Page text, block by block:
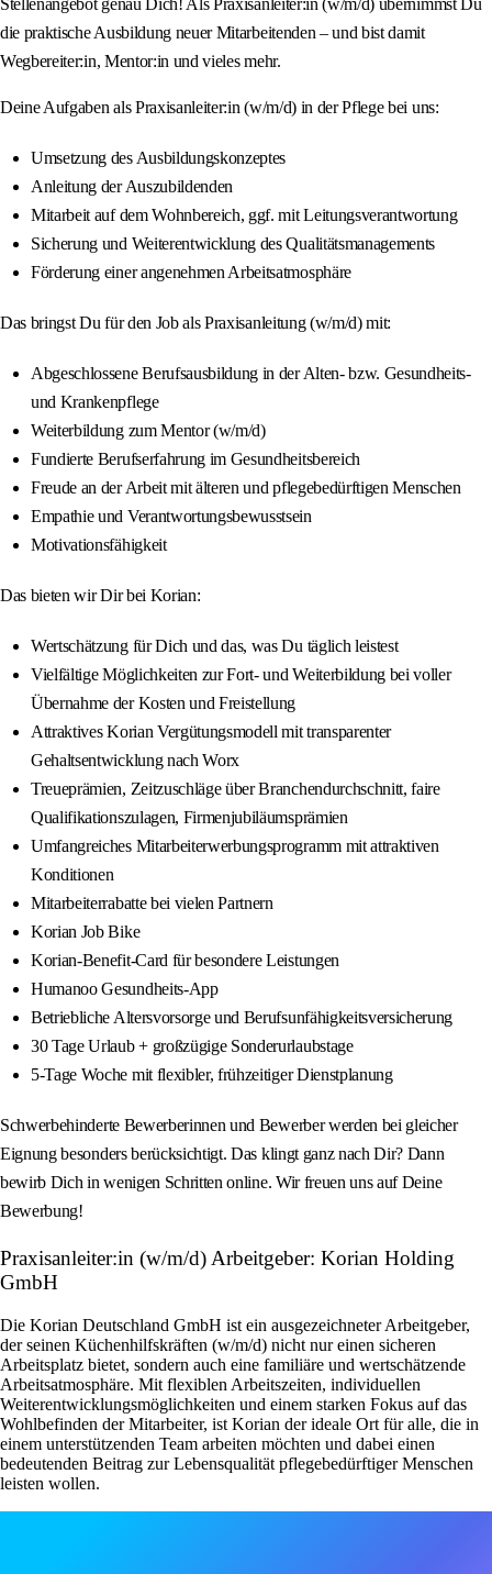
Stellenangebot genau Dich! Als Praxisanleiter:in (w/m/d) übernimmst Du
die praktische Ausbildung neuer Mitarbeitenden – und bist damit
Wegbereiter:in, Mentor:in und vieles mehr.
Deine Aufgaben als Praxisanleiter:in (w/m/d) in der Pflege bei uns:
Umsetzung des Ausbildungskonzeptes
Anleitung der Auszubildenden
Mitarbeit auf dem Wohnbereich, ggf. mit Leitungsverantwortung
Sicherung und Weiterentwicklung des Qualitätsmanagements
Förderung einer angenehmen Arbeitsatmosphäre
Das bringst Du für den Job als Praxisanleitung (w/m/d) mit:
Abgeschlossene Berufsausbildung in der Alten- bzw. Gesundheits-
und Krankenpflege
Weiterbildung zum Mentor (w/m/d)
Fundierte Berufserfahrung im Gesundheitsbereich
Freude an der Arbeit mit älteren und pflegebedürftigen Menschen
Empathie und Verantwortungsbewusstsein
Motivationsfähigkeit
Das bieten wir Dir bei Korian:
Wertschätzung für Dich und das, was Du täglich leistest
Vielfältige Möglichkeiten zur Fort- und Weiterbildung bei voller
Übernahme der Kosten und Freistellung
Attraktives Korian Vergütungsmodell mit transparenter
Gehaltsentwicklung nach Worx
Treueprämien, Zeitzuschläge über Branchendurchschnitt, faire
Qualifikationszulagen, Firmenjubiläumsprämien
Umfangreiches Mitarbeiterwerbungsprogramm mit attraktiven
Konditionen
Mitarbeiterrabatte bei vielen Partnern
Korian Job Bike
Korian-Benefit-Card für besondere Leistungen
Humanoo Gesundheits-App
Betriebliche Altersvorsorge und Berufsunfähigkeitsversicherung
30 Tage Urlaub + großzügige Sonderurlaubstage
5-Tage Woche mit flexibler, frühzeitiger Dienstplanung
Schwerbehinderte Bewerberinnen und Bewerber werden bei gleicher
Eignung besonders berücksichtigt. Das klingt ganz nach Dir? Dann
bewirb Dich in wenigen Schritten online. Wir freuen uns auf Deine
Bewerbung!
Praxisanleiter:in (w/m/d) Arbeitgeber: Korian Holding
GmbH
Die Korian Deutschland GmbH ist ein ausgezeichneter Arbeitgeber,
der seinen Küchenhilfskräften (w/m/d) nicht nur einen sicheren
Arbeitsplatz bietet, sondern auch eine familiäre und wertschätzende
Arbeitsatmosphäre. Mit flexiblen Arbeitszeiten, individuellen
Weiterentwicklungsmöglichkeiten und einem starken Fokus auf das
Wohlbefinden der Mitarbeiter, ist Korian der ideale Ort für alle, die in
einem unterstützenden Team arbeiten möchten und dabei einen
bedeutenden Beitrag zur Lebensqualität pflegebedürftiger Menschen
leisten wollen.